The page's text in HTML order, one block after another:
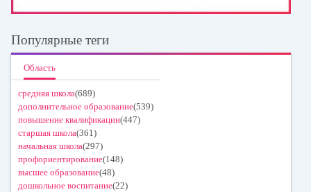
Популярные теги
Область
средняя школа(689)
дополнительное образование(539)
повышение квалификации(447)
старшая школа(361)
начальная школа(297)
профориентирование(148)
высшее образование(48)
дошкольное воспитание(22)